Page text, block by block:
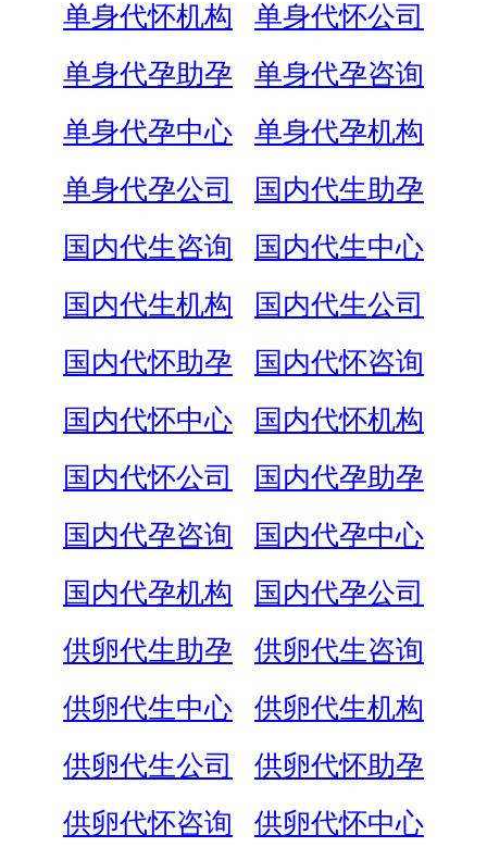
单身代怀机构
单身代怀公司
单身代孕助孕
单身代孕咨询
单身代孕中心
单身代孕机构
单身代孕公司
国内代生助孕
国内代生咨询
国内代生中心
国内代生机构
国内代生公司
国内代怀助孕
国内代怀咨询
国内代怀中心
国内代怀机构
国内代怀公司
国内代孕助孕
国内代孕咨询
国内代孕中心
国内代孕机构
国内代孕公司
供卵代生助孕
供卵代生咨询
供卵代生中心
供卵代生机构
供卵代生公司
供卵代怀助孕
供卵代怀咨询
供卵代怀中心